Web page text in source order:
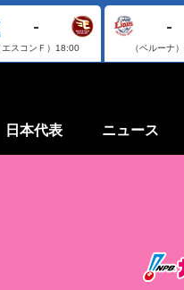
-
エスコンＦ） 18:00
-
（ベルーナ）
日本代表 ニュース